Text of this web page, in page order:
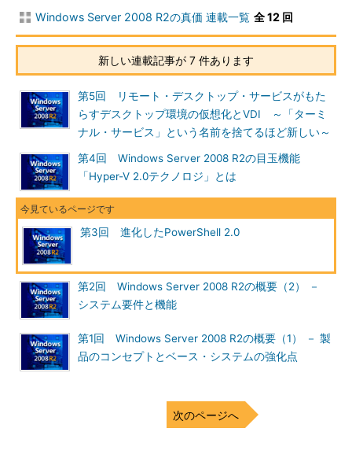
Windows Server 2008 R2の真価 連載一覧 全 12 回
新しい連載記事が 7 件あります
第5回 リモート・デスクトップ・サービスがもた
らすデスクトップ環境の仮想化とVDI ～「ターミ
ナル・サービス」という名前を捨てるほど新しい～
第4回 Windows Server 2008 R2の目玉機能
「Hyper-V 2.0テクノロジ」とは
第3回 進化したPowerShell 2.0
第2回 Windows Server 2008 R2の概要（2） －
システム要件と機能
第1回 Windows Server 2008 R2の概要（1） － 製
品のコンセプトとベース・システムの強化点
次のページへ